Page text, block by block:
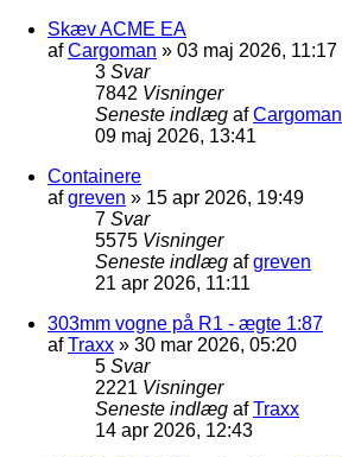
Skæv ACME EA
afCargoman » 03 maj 2026, 11:17
3 Svar
7842 Visninger
Seneste indlæg afCargoman
09 maj 2026, 13:41
Containere
afgreven » 15 apr 2026, 19:49
7 Svar
5575 Visninger
Seneste indlæg afgreven
21 apr 2026, 11:11
303mm vogne på R1 - ægte 1:87
afTraxx » 30 mar 2026, 05:20
5 Svar
2221 Visninger
Seneste indlæg afTraxx
14 apr 2026, 12:43